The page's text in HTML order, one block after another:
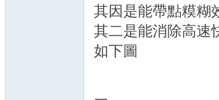
其因是能帶點糢糊
其二是能消除高速
如下圖